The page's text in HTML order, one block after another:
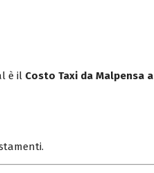
è il Costo Taxi da Malpensa a